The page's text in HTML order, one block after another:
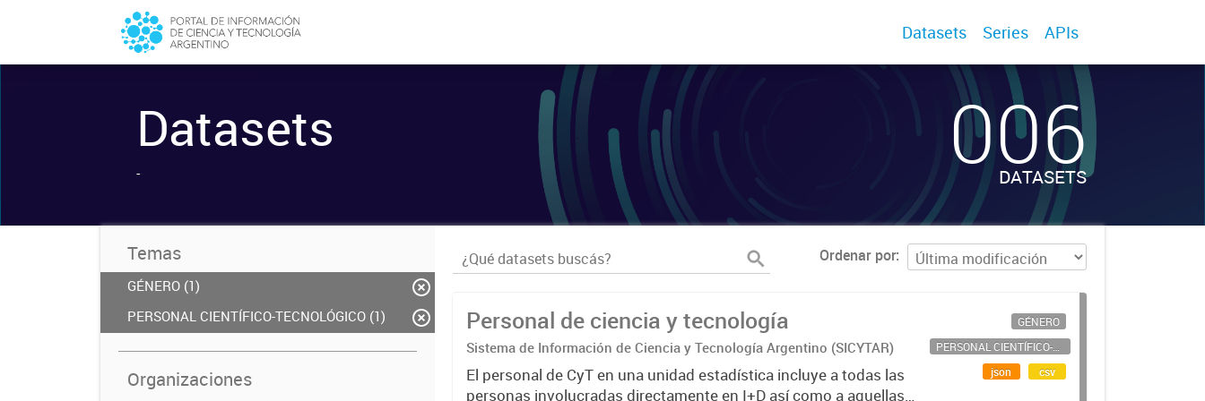
Datasets Series APIs
Datasets
- 006
DATASETS
Temas
GÉNERO (1)
PERSONAL CIENTÍFICO-TECNOLÓGICO (1)
Organizaciones
Ordenar por
Personal de ciencia y tecnología
Sistema de Información de Ciencia y Tecnología Argentino (SICYTAR)
El personal de CyT en una unidad estadística incluye a todas las
personas involucradas directamente en I+D así como a aquellas
GÉNERO
PERSONAL CIENTÍFICO-TECNOLÓGICO
json
csv